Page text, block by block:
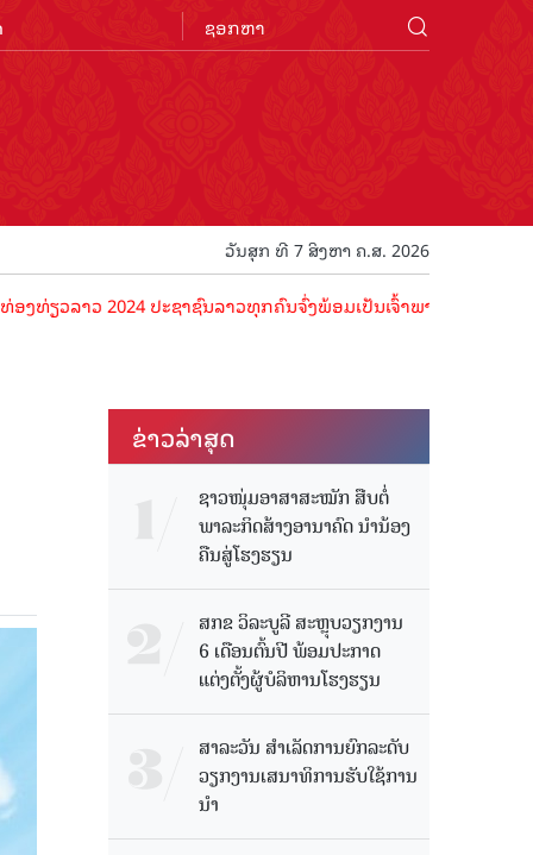
ວັນສຸກ ທີ 7 ສິງຫາ ຄ.ສ. 2026
າວ 2024 ປະຊາຊົນລາວທຸກຄົນຈົ່ງພ້ອມເປັນເຈົ້າພາບທີ່ດີ ຕ້ອນຮັບນັກທ່ອ
ຂ່າວ​ລ່າ​ສຸດ
ຊາວໜຸ່ມອາສາສະໝັກ ສືບຕໍ່
ພາລະກິດສ້າງອານາຄົດ ນໍານ້ອງ
ຄືນສູ່ໂຮງຮຽນ
ສກຂ ວິລະບູລີ ສະຫຼຸບວຽກງານ
6 ເດືອນຕົ້ນປີ ພ້ອມປະກາດ
ແຕ່ງຕັ້ງຜູ້ບໍລິຫານໂຮງຮຽນ
ສາລະວັນ ສໍາເລັດການຍົກລະດັບ
ວຽກງານເສນາທິການຮັບໃຊ້ການ
ນໍາ